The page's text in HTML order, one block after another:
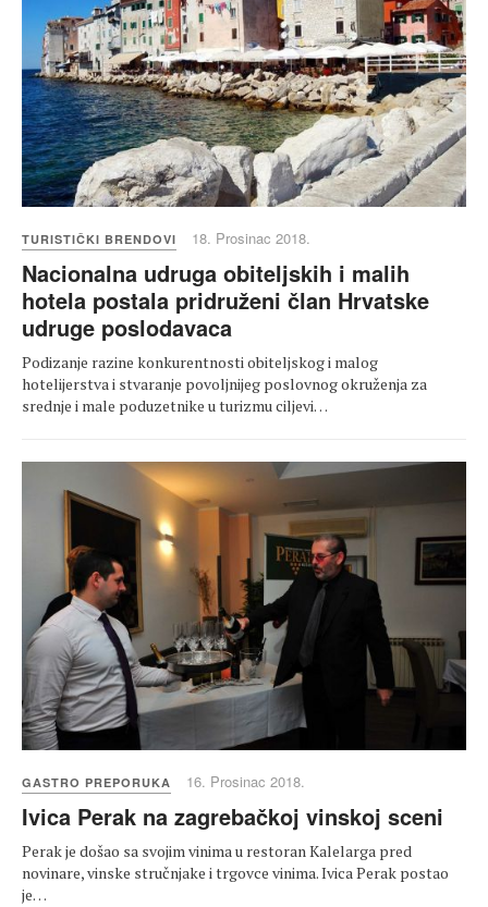
TURISTIČKI BRENDOVI 18. Prosinac 2018.
Nacionalna udruga obiteljskih i malih
hotela postala pridruženi član Hrvatske
udruge poslodavaca
Podizanje razine konkurentnosti obiteljskog i malog
hotelijerstva i stvaranje povoljnijeg poslovnog okruženja za
srednje i male poduzetnike u turizmu ciljevi…
GASTRO PREPORUKA 16. Prosinac 2018.
Ivica Perak na zagrebačkoj vinskoj sceni
Perak je došao sa svojim vinima u restoran Kalelarga pred
novinare, vinske stručnjake i trgovce vinima. Ivica Perak postao
je…